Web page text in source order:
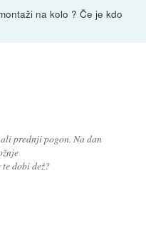
na kolo ? Če je kdo
prednji pogon. Na dan
dobi dež?